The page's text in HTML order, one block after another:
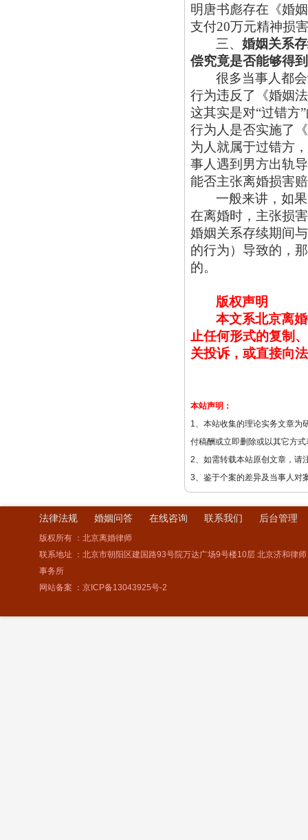
明唐书彪存在《婚
支付20万元精神损
三、 婚姻关系
偿究竟是否能够得
很多当事人都
行为违反了《婚姻
这其实是对“过错方
行为人是否实施了
为人就属于过错方
事人遇到男方出轨
能否主张离婚损害
一般来讲，如
在离婚时，主张损
婚姻关系存续期间
的行为）导致的，
的。
版权声明
本文系北京离
止任何形式的复制
关投诉，或直接向
本站声明：
1、本站收集的理论实务文章为
付稿酬或立即删除或以其它方式
2、如需转载本站原创文章，请
3、鉴于个案的差异及当事人对
法律法规 婚姻问答 在线咨询 联系我们 后台管理
版权所有 ：北京离婚律师
联系地址 ：北京市朝阳区建国路93号院万达广场9号楼10层 北京济和律师
事务所
网站备案 ： 京ICP备13043925号-2